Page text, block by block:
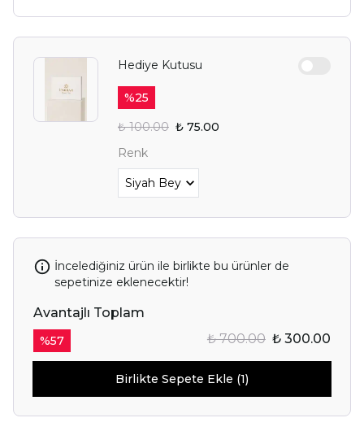
Hediye Kutusu
%25
₺ 100.00 ₺ 75.00
Renk
İncelediğiniz ürün ile birlikte bu ürünler de
sepetinize eklenecektir!
Avantajlı Toplam
%57 ₺ 700.00 ₺ 300.00
Birlikte Sepete Ekle (1)